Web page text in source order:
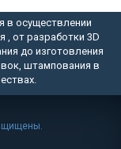
в осуществлении
, от разработки 3D
до изготовления
штампования в